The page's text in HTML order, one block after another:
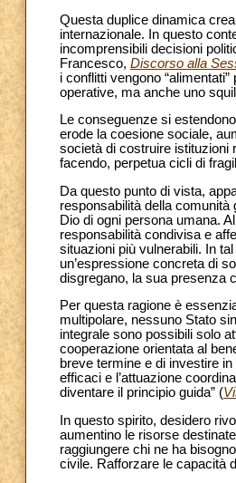
Questa duplice dinamica
internazionale. In questo
incomprensibili decisioni
Francesco, Discorso alla
i conflitti vengono
operative, ma anche uno
Le conseguenze si
erode la coesione sociale,
società di costruire istituzioni
facendo, perpetua cicli di
Da questo punto di vista,
responsabilità della comunità
Dio di ogni persona umana.
responsabilità condivisa e
situazioni più vulnerabili. In
un’espressione concreta di
disgregano, la sua presenza
Per questa ragione è
multipolare, nessuno Stato
integrale sono possibili solo
cooperazione orientata al
breve termine e di investire
efficaci e l’attuazione
diventare il principio guida” (
In questo spirito, desidero
aumentino le risorse
raggiungere chi ne ha
civile. Rafforzare le capacità